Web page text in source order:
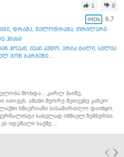
1 0
6.7
, დრამა, მელოდრამა, თრილერი
ჰიკსი
ჰოუკი, იუკი კუდო, ერიკ ტალი, სელია
ვონ ბარგენი ...
მოხდა... კარლ ჰაინე,
ამაში მეორე მეთევზე კაზუო
ხმაურიანი სასამართლო დაიწყო,
სახელად იშმაელ ჩემბერსი.
იდუმალი საქმე ...